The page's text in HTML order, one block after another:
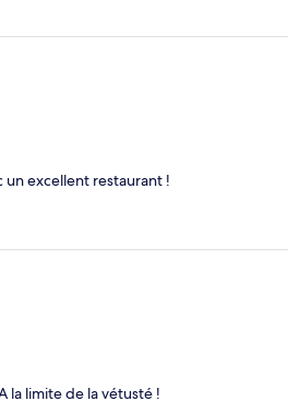
excellent restaurant !
la limite de la vétusté !